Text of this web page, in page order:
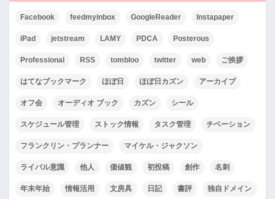
Facebook feedmyinbox GoogleReader Instapaper
iPad jetstream LAMY PDCA Posterous
Professional RSS tombloo twitter web ご挨拶
はてなブックマーク ほぼ日 ほぼ日カズン アーカイブ
オフ会 オーディオ ブック カズン シール
スケジュール管理 ストック情報 タスク管理 チベーション
フランクリン・プランナー マイケル・ジャクソン
ライバル意識 他人 価値観 初投稿 創作 名刺
年末年始 情報活用 文房具 日記 書評 独自ドメイン